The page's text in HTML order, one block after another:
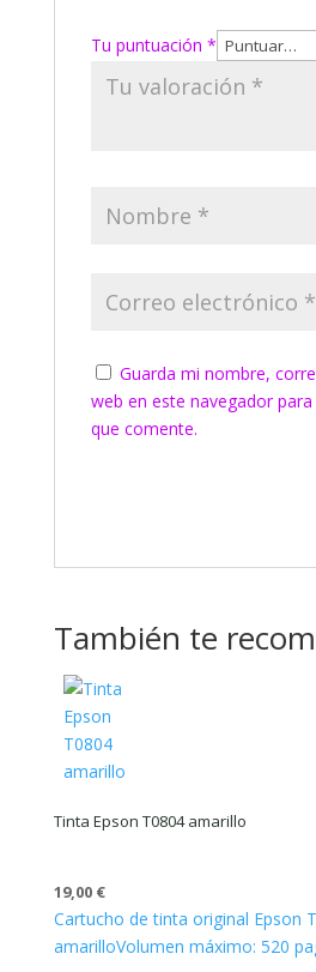
Tu puntuación *
Guarda mi nombre,
web en este navegador
que comente.
También te
Tinta Epson T0804 amarillo
19,00 €
Cartucho de tinta original Epson
amarilloVolumen máximo: 520